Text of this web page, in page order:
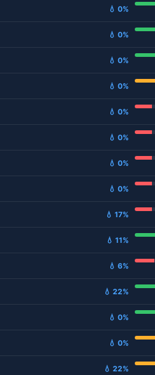
💧 0%
💧 0%
💧 0%
💧 0%
💧 0%
💧 0%
💧 0%
💧 0%
💧 17%
💧 11%
💧 6%
💧 22%
💧 0%
💧 0%
💧 22%